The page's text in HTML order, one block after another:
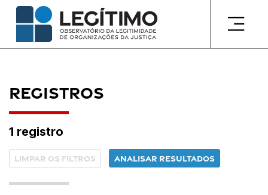
Pular
para
conteúdo
Registros
1 registro
Limpar os filtros Analisar resultados